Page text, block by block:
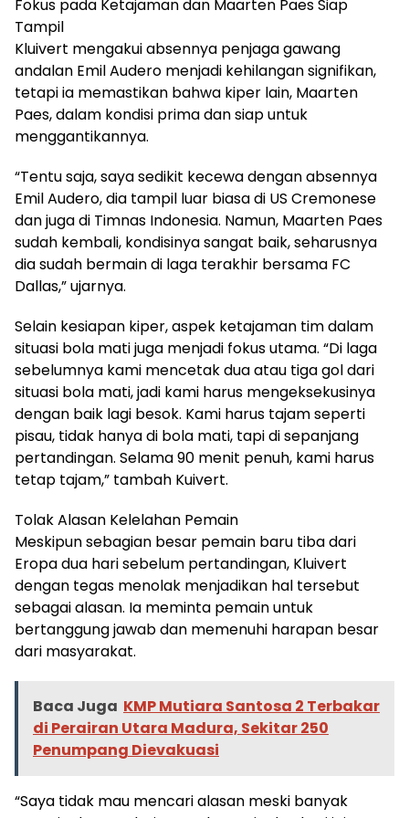
Fokus pada Ketajaman dan Maarten Paes Siap
Tampil
Kluivert mengakui absennya penjaga gawang
andalan Emil Audero menjadi kehilangan signifikan,
tetapi ia memastikan bahwa kiper lain, Maarten
Paes, dalam kondisi prima dan siap untuk
menggantikannya.
“Tentu saja, saya sedikit kecewa dengan absennya
Emil Audero, dia tampil luar biasa di US Cremonese
dan juga di Timnas Indonesia. Namun, Maarten Paes
sudah kembali, kondisinya sangat baik, seharusnya
dia sudah bermain di laga terakhir bersama FC
Dallas,” ujarnya.
Selain kesiapan kiper, aspek ketajaman tim dalam
situasi bola mati juga menjadi fokus utama. “Di laga
sebelumnya kami mencetak dua atau tiga gol dari
situasi bola mati, jadi kami harus mengeksekusinya
dengan baik lagi besok. Kami harus tajam seperti
pisau, tidak hanya di bola mati, tapi di sepanjang
pertandingan. Selama 90 menit penuh, kami harus
tetap tajam,” tambah Kuivert.
Tolak Alasan Kelelahan Pemain
Meskipun sebagian besar pemain baru tiba dari
Eropa dua hari sebelum pertandingan, Kluivert
dengan tegas menolak menjadikan hal tersebut
sebagai alasan. Ia meminta pemain untuk
bertanggung jawab dan memenuhi harapan besar
dari masyarakat.
Baca Juga KMP Mutiara Santosa 2 Terbakar
di Perairan Utara Madura, Sekitar 250
Penumpang Dievakuasi
“Saya tidak mau mencari alasan meski banyak